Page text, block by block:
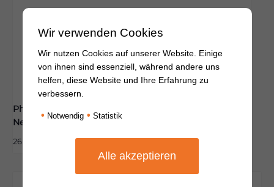
Pharmazeutische Beratung zum
Nebenwirkungsmanagement
26 August|15:00 - 18:00
Wir verwenden Cookies
Wir nutzen Cookies auf unserer Website. Einige
von ihnen sind essenziell, während andere uns
helfen, diese Website und Ihre Erfahrung zu
verbessern.
• Notwendig • Statistik